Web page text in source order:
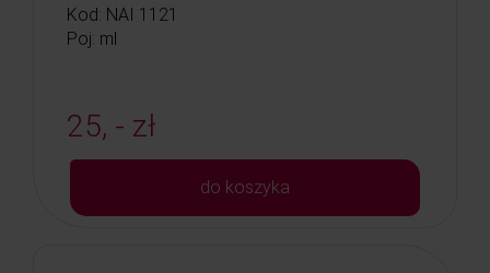
Kod: NAI 1121
Poj: ml
25, - zł
do koszyka